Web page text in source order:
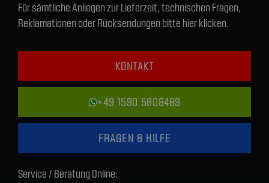
Für sämtliche Anliegen zur Lieferzeit, technischen Fragen,
Reklamationen oder Rücksendungen bitte hier klicken.
KONTAKT
+49 1590 5808489
FRAGEN & HILFE
Service / Beratung Online: